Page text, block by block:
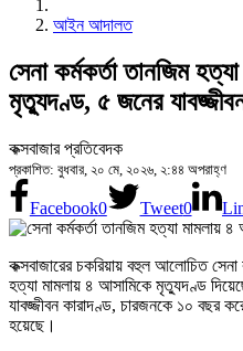
আইন আদালত
সেনা কর্মকর্তা তানজিম
মৃত্যুদণ্ড, ৫ জনের
কক্সবাজার প্রতিবেদক
প্রকাশিত: বুধবার, ২০ মে, ২০২৬, ২:৪৪ অপরাহ্ণ
Facebook0 Tweet0
কক্সবাজারের চকরিয়ায় বহুল আলোচিত সেনা
হত্যা মামলায় ৪ আসামিকে মৃত্যুদণ্ড
যাবজ্জীবন কারাদণ্ড, চারজনকে ১০ বছর
হয়েছে।